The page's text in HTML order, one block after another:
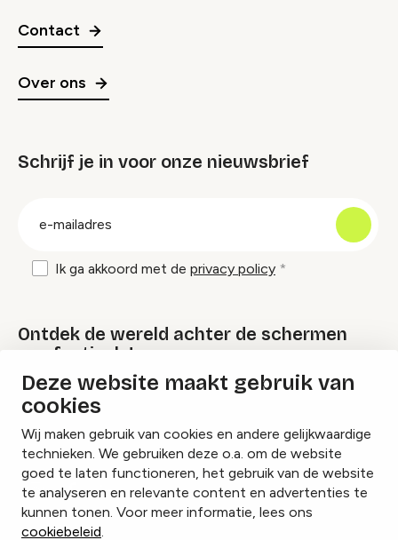
Deze website maakt gebruik van
cookies
Wij maken gebruik van cookies en andere gelijkwaardige
technieken. We gebruiken deze o.a. om de website
goed te laten functioneren, het gebruik van de website
te analyseren en relevante content en advertenties te
kunnen tonen. Voor meer informatie, lees ons
cookiebeleid.
Contact
Over ons
Schrijf je in voor onze nieuwsbrief
Ik ga akkoord met de privacy policy
Ontdek de wereld achter de schermen
van festivals!
Lees onze Festival Specials
InstagramFacebookLinkedIn